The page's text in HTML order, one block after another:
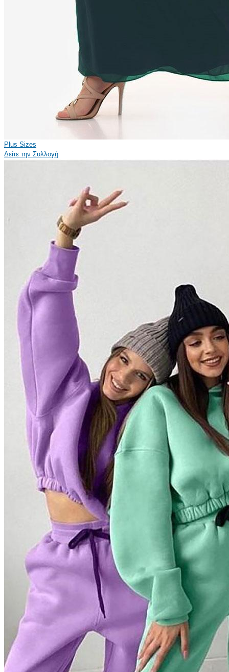
Plus Sizes
Δείτε την Συλλογή